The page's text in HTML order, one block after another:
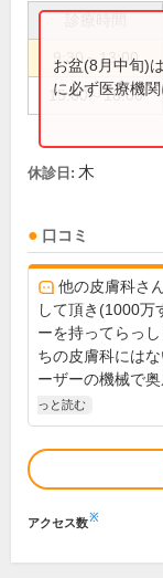
9:30～13:00
15:00～18:00
お盆(8月中旬)
に必ず医療機
休診日: 木
口コミ
他の皮膚科さ
して頂き(1000万
ーを持ってらっし
ちの皮膚科には
ーザーの機械で奥
っと読む
アクセス数※